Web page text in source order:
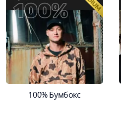
100% Бумбокс